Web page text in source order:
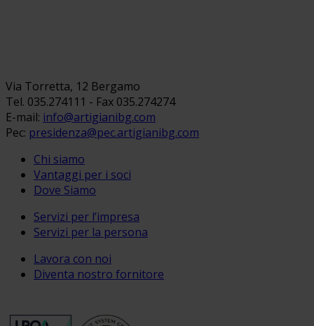
Via Torretta, 12 Bergamo
Tel. 035.274111 - Fax 035.274274
E-mail: info@artigianibg.com
Pec: presidenza@pec.artigianibg.com
Chi siamo
Vantaggi per i soci
Dove Siamo
Servizi per l’impresa
Servizi per la persona
Lavora con noi
Diventa nostro fornitore